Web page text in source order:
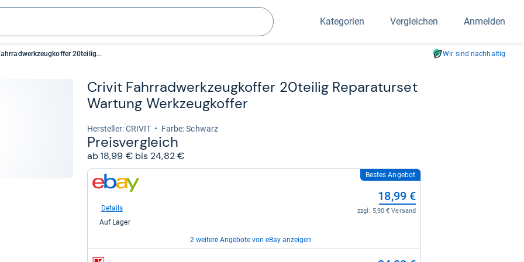
Suchen
Kategorien Vergleichen Anmelden
20teilig... Wir sind nachhaltig
Cri­vit Fahr­rad­werk­zeug­kof­fer 20tei­lig Repa­ra­tur­set
War­tung Werk­zeug­kof­fer
Her­stel­ler: CRIVIT Farbe: Schwarz
Preis­ver­gleich
ab 18,99 € bis 24,82 €
zum
Shop:
eBay
18,99
Bestes Angebot
18,99 €
zzgl. 5,90 € Versand
Details
Auf Lager
2 weitere Angebote von eBay anzeigen
zum
zum